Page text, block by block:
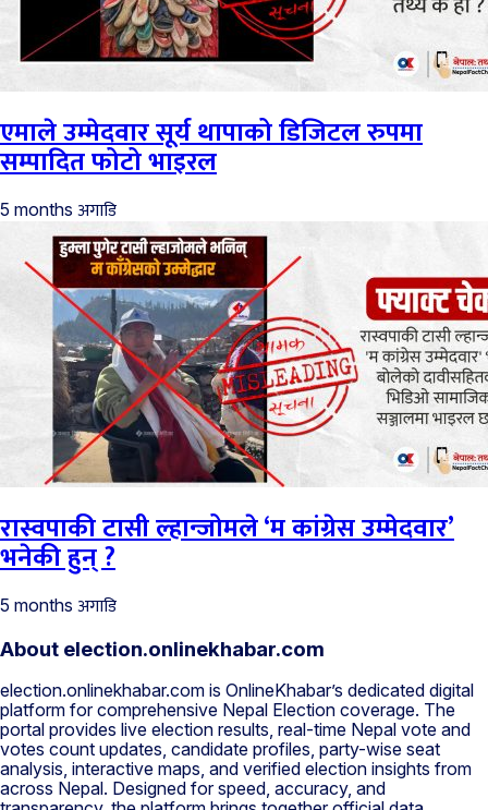
एमाले उम्मेदवार सूर्य थापाको डिजिटल रुपमा
सम्पादित फोटो भाइरल
5 months अगाडि
रास्वपाकी टासी ल्हान्जोमले ‘म कांग्रेस उम्मेदवार’
भनेकी हुन् ?
5 months अगाडि
About election.onlinekhabar.com
election.onlinekhabar.com is OnlineKhabar’s dedicated digital
platform for comprehensive Nepal Election coverage. The
portal provides live election results, real-time Nepal vote and
votes count updates, candidate profiles, party-wise seat
analysis, interactive maps, and verified election insights from
across Nepal. Designed for speed, accuracy, and